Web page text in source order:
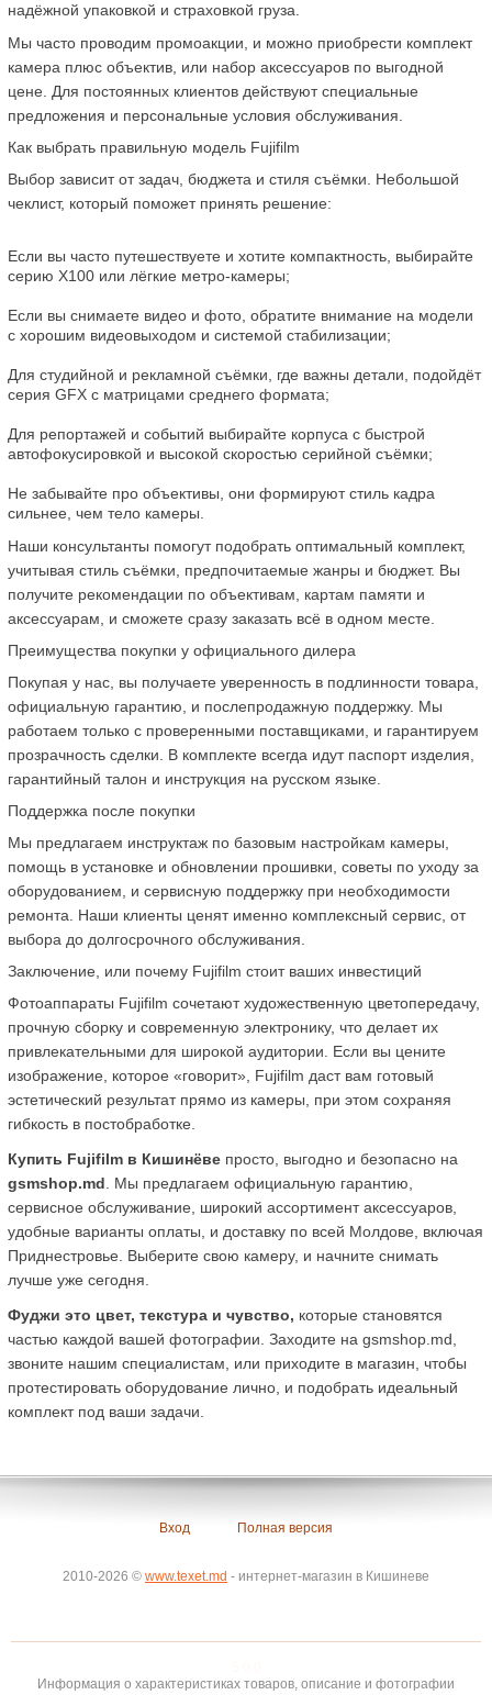
надёжной упаковкой и страховкой груза.
Мы часто проводим промоакции, и можно приобрести комплект
камера плюс объектив, или набор аксессуаров по выгодной
цене. Для постоянных клиентов действуют специальные
предложения и персональные условия обслуживания.
Как выбрать правильную модель Fujifilm
Выбор зависит от задач, бюджета и стиля съёмки. Небольшой
чеклист, который поможет принять решение:
Если вы часто путешествуете и хотите компактность, выбирайте
серию X100 или лёгкие метро-камеры;
Если вы снимаете видео и фото, обратите внимание на модели
с хорошим видеовыходом и системой стабилизации;
Для студийной и рекламной съёмки, где важны детали, подойдёт
серия GFX с матрицами среднего формата;
Для репортажей и событий выбирайте корпуса с быстрой
автофокусировкой и высокой скоростью серийной съёмки;
Не забывайте про объективы, они формируют стиль кадра
сильнее, чем тело камеры.
Наши консультанты помогут подобрать оптимальный комплект,
учитывая стиль съёмки, предпочитаемые жанры и бюджет. Вы
получите рекомендации по объективам, картам памяти и
аксессуарам, и сможете сразу заказать всё в одном месте.
Преимущества покупки у официального дилера
Покупая у нас, вы получаете уверенность в подлинности товара,
официальную гарантию, и послепродажную поддержку. Мы
работаем только с проверенными поставщиками, и гарантируем
прозрачность сделки. В комплекте всегда идут паспорт изделия,
гарантийный талон и инструкция на русском языке.
Поддержка после покупки
Мы предлагаем инструктаж по базовым настройкам камеры,
помощь в установке и обновлении прошивки, советы по уходу за
оборудованием, и сервисную поддержку при необходимости
ремонта. Наши клиенты ценят именно комплексный сервис, от
выбора до долгосрочного обслуживания.
Заключение, или почему Fujifilm стоит ваших инвестиций
Фотоаппараты Fujifilm сочетают художественную цветопередачу,
прочную сборку и современную электронику, что делает их
привлекательными для широкой аудитории. Если вы цените
изображение, которое «говорит», Fujifilm даст вам готовый
эстетический результат прямо из камеры, при этом сохраняя
гибкость в постобработке.
Купить Fujifilm в Кишинёве
gsmshop.md . Мы предлагаем официальную гарантию,
сервисное обслуживание, широкий ассортимент аксессуаров,
удобные варианты оплаты, и доставку по всей Молдове, включая
Приднестровье. Выберите свою камеру, и начните снимать
лучше уже сегодня.
Фуджи это цвет, текстура и чувство, которые становятся
частью каждой вашей фотографии. Заходите на gsmshop.md,
звоните нашим специалистам, или приходите в магазин, чтобы
протестировать оборудование лично, и подобрать идеальный
комплект под ваши задачи.
Вход Полная версия
2010-2026 © www.texet.md - интернет-магазин в Кишиневе
Информация о характеристиках товаров, описание и фотографии